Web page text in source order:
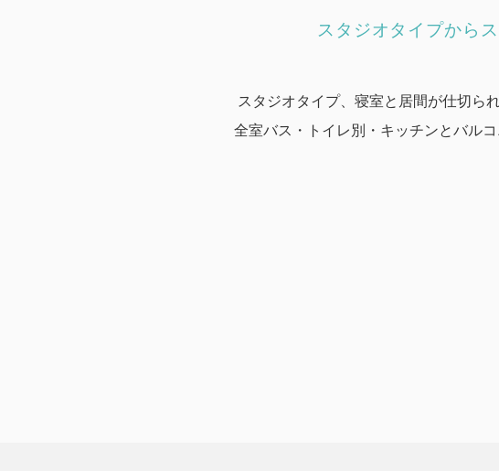
スタジオタイプから
スタジオタイプ、寝室と居間が仕切ら
全室バス・トイレ別・キッチンとバル